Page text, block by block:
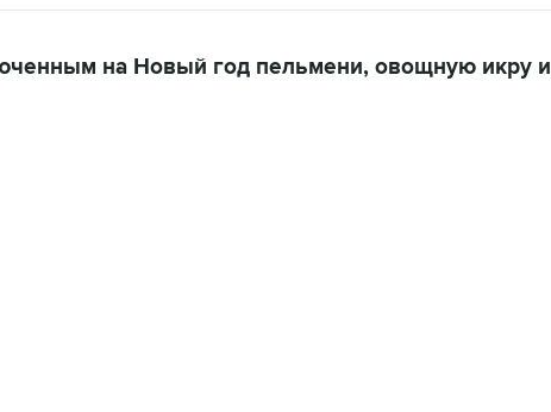
на Новый год пельмени, овощную икру и